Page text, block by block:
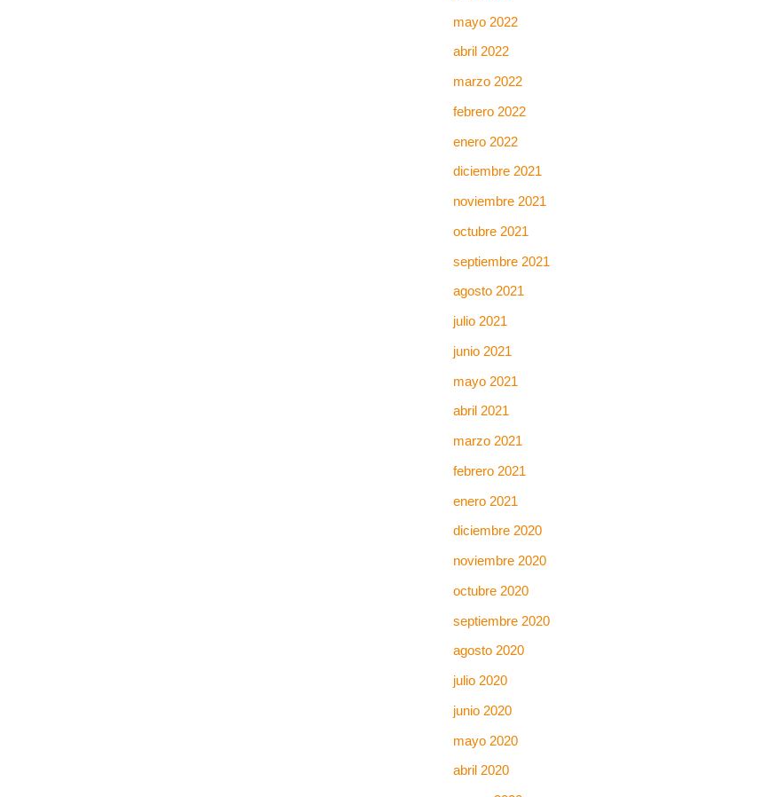
mayo 2022
abril 2022
marzo 2022
febrero 2022
enero 2022
diciembre 2021
noviembre 2021
octubre 2021
septiembre 2021
agosto 2021
julio 2021
junio 2021
mayo 2021
abril 2021
marzo 2021
febrero 2021
enero 2021
diciembre 2020
noviembre 2020
octubre 2020
septiembre 2020
agosto 2020
julio 2020
junio 2020
mayo 2020
abril 2020